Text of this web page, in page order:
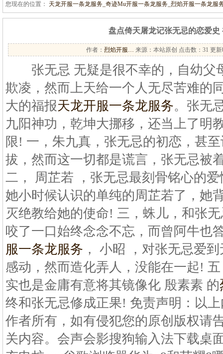
您现在的位置： 天龙开服一条龙服务_奇迹Mu开服一条龙服务_烈焰开服一条龙服
盘点倚天屠龙记张无忌的恋爱史
作者： 烈焰开服… 来源：本站原创 点击数： 31 更新
张无忌 无疑是很不幸的，自幼父
欺凌，然而上天给一个人无尽苦难的
大的福报天龙开服一条龙服务。张无
九阳神功，乾坤大挪移，还当上了明
限! 一，朱九真，张无忌的初恋，甚
拔，然而这一切都是谎言，张无忌被
二， 周芷若 ，张无忌最刻骨铭心的
她小时候认识的单纯的周芷若了，她
灭绝教给她的使命! 三，蛛儿，和张
咬了一口始终念念不忘，而曾阿牛也
服一条龙服务 ， 小昭 ，对张无忌爱
感动，然而造化弄人，没能在一起!
实也是金庸有意将其镜像化 殷素素 的
终和张无忌修成正果! 免责声明：以
作者所有，如有侵犯您的原创版权请
关内容。会声会影搜狗输入法下载桌